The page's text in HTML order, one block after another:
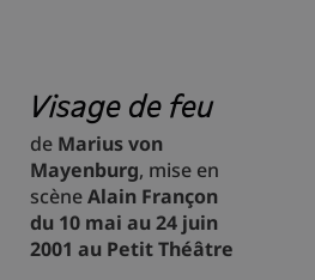
Visage de feu
de Marius von
Mayenburg, mise en
scèneAlain Françon
du 10 mai au 24 juin
2001 au Petit Théâtre